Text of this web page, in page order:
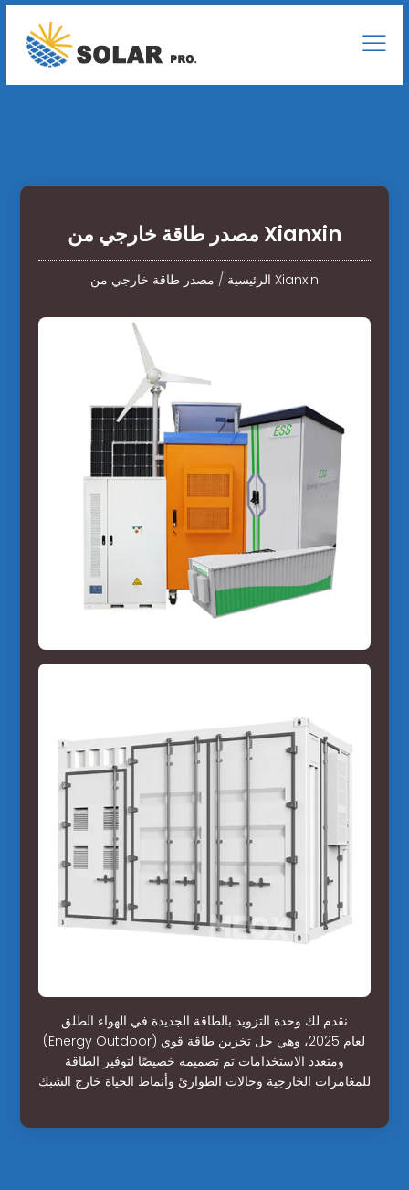
مصدر طاقة خارجي من Xianxin
الرئيسية / مصدر طاقة خارجي من Xianxin
نقدم لك وحدة التزويد بالطاقة الجديدة في الهواء الطلق
(Energy Outdoor) لعام 2025، وهي حل تخزين طاقة قوي
ومتعدد الاستخدامات تم تصميمه خصيصًا لتوفير الطاقة
للمغامرات الخارجية وحالات الطوارئ وأنماط الحياة خارج الشبك